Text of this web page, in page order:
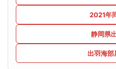
2021年
静岡県
出羽海部